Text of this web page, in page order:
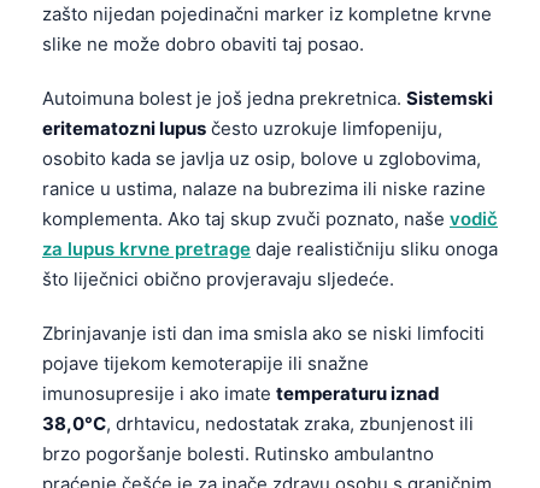
zašto nijedan pojedinačni marker iz kompletne krvne
slike ne može dobro obaviti taj posao.
Autoimuna bolest je još jedna prekretnica. Sistemski
eritematozni lupus često uzrokuje limfopeniju,
osobito kada se javlja uz osip, bolove u zglobovima,
ranice u ustima, nalaze na bubrezima ili niske razine
komplementa. Ako taj skup zvuči poznato, naše vodič
za lupus krvne pretrage daje realističniju sliku onoga
što liječnici obično provjeravaju sljedeće.
Zbrinjavanje isti dan ima smisla ako se niski limfociti
pojave tijekom kemoterapije ili snažne
imunosupresije i ako imate temperaturu iznad
38,0°C, drhtavicu, nedostatak zraka, zbunjenost ili
brzo pogoršanje bolesti. Rutinsko ambulantno
Svenska
Bosanski
Azərbaycan dili
Eesti
Čeština
ქართული
Русский
Lietuvių kalba
Polski
Slovenščina